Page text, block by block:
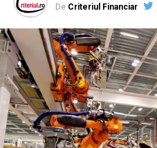
De Criteriul Financiar